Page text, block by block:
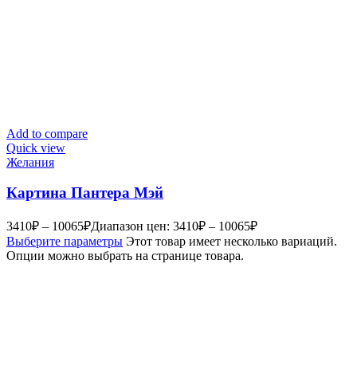
Add to compare
Quick view
Желания
Картина Пантера Мэй
3410₽ – 10065₽Диапазон цен: 3410₽ – 10065₽
Выберите параметры Этот товар имеет несколько вариаций.
Опции можно выбрать на странице товара.